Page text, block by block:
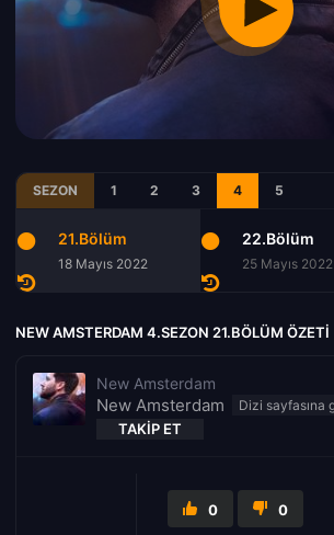
SEZON 1 2 3 4 5
21.Bölüm
18 Mayıs 2022
22.Bölüm
25 Mayıs 2022
NEW AMSTERDAM 4.SEZON 21.BÖLÜM ÖZETI
New Amsterdam
New Amsterdam
TAKIP ET
0 0